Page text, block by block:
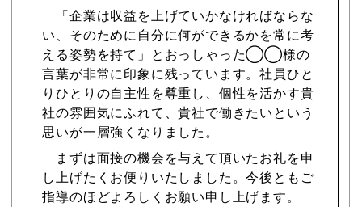
「企業は収益を上げていかなければならな
い、そのために自分に何ができるかを常に考
える姿勢を持て」とおっしゃった◯◯様の
言葉が非常に印象に残っています。社員ひと
りひとりの自主性を尊重し、個性を活かす貴
社の雰囲気にふれて、貴社で働きたいという
思いが一層強くなりました。
まずは面接の機会を与えて頂いたお礼を申
し上げたくお便りいたしました。今後ともご
指導のほどよろしくお願い申し上げます。